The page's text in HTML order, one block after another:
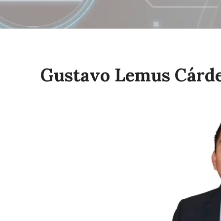
Gustavo Lemus